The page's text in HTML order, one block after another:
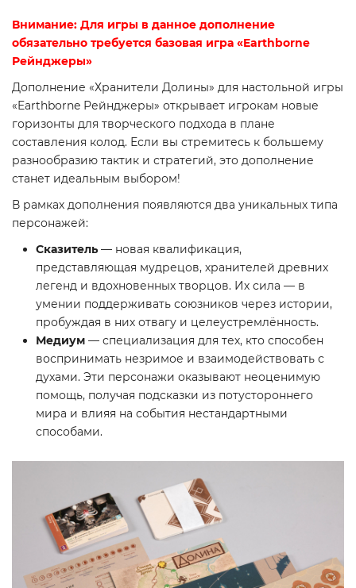
Внимание: Для игры в данное дополнение
обязательно требуется базовая игра «Earthborne
Рейнджеры»
Дополнение «Хранители Долины» для настольной игры
«Earthborne Рейнджеры» открывает игрокам новые
горизонты для творческого подхода в плане
составления колод. Если вы стремитесь к большему
разнообразию тактик и стратегий, это дополнение
станет идеальным выбором!
В рамках дополнения появляются два уникальных типа
персонажей:
Сказитель — новая квалификация,
представляющая мудрецов, хранителей древних
легенд и вдохновенных творцов. Их сила — в
умении поддерживать союзников через истории,
пробуждая в них отвагу и целеустремлённость.
Медиум — специализация для тех, кто способен
воспринимать незримое и взаимодействовать с
духами. Эти персонажи оказывают неоценимую
помощь, получая подсказки из потустороннего
мира и влияя на события нестандартными
способами.